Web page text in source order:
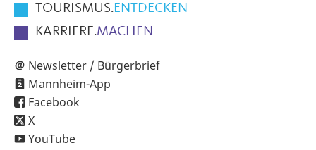
TOURISMUS.ENTDECKEN
KARRIERE.MACHEN
Newsletter / Bürgerbrief
Mannheim-App
Facebook
X
YouTube